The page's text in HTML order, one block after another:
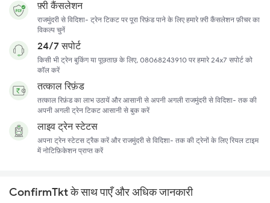
फ़्री कैंसलेशन
राजमुंदरी से विदिशा- ट्रेन टिकट पर पूरा रिफ़ंड पाने के लिए हमारे फ़्री कैंसलेशन फ़ीचर का
विकल्प चुनें
24/7 सपोर्ट
किसी भी ट्रेन बुकिंग या पूछताछ के लिए, 08068243910 पर हमारे 24x7 सपोर्ट को
कॉल करें
तत्काल रिफ़ंड
तत्काल रिफ़ंड का लाभ उठायें और आसानी से अपनी अगली राजमुंदरी से विदिशा- तक की
अपनी अगली ट्रेन टिकट आसानी से बुक करें
लाइव ट्रेन स्टेटस
अपना ट्रेन स्टेटस ट्रैक करें और राजमुंदरी से विदिशा- तक की ट्रेनों के लिए रियल टाइम
में नोटिफ़िकेशन प्राप्त करें
ConfirmTkt के साथ पाएँ और अधिक जानकारी